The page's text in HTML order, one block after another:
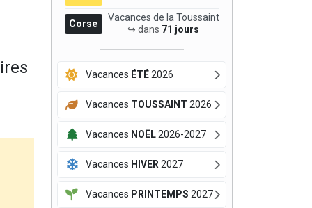
Corse
Vacances de la Toussaint
↪ dans 71 jours
Vacances ÉTÉ2026
Vacances TOUSSAINT 2026
Vacances NOËL2026-2027
Vacances HIVER 2027
Vacances PRINTEMPS 2027